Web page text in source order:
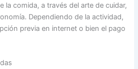
la comida, a través del arte de cuidar,
Dependiendo de la actividad,
previa en internet o bien el pago